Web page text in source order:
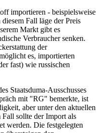
importieren - beispielsweise
Fall läge der Preis
Markt gibt es
Verbraucher senken.
der
es, importierten
fast) wie russischen
Staatsduma-Ausschusses
mit "RG" bemerkte, ist
aber unter den aktuellen
sollte der Import als
werden. Die festgelegten